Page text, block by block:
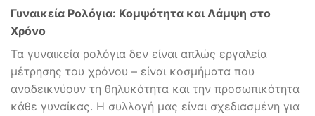
Γυναικεία Ρολόγια: Κομψότητα και Λάμψη στο
Χρόνο
Τα γυναικεία ρολόγια δεν είναι απλώς εργαλεία
μέτρησης του χρόνου – είναι κοσμήματα που
αναδεικνύουν τη θηλυκότητα και την προσωπικότητα
κάθε γυναίκας. Η συλλογή μας είναι σχεδιασμένη για